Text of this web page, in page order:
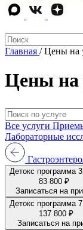
Главная / Цены на
Цены на
Все услуги
Лабораторные
Детокс программа
83 800 ₽
Записаться на
Детокс программа
137 800 ₽
Записаться на